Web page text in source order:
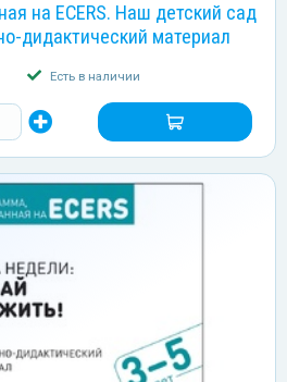
на ECERS. Наш детский сад
дидактический материал
Есть в наличии